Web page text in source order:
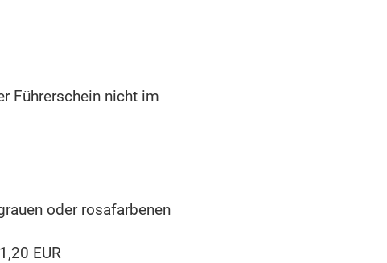
Führerschein nicht im
oder rosafarbenen
EUR